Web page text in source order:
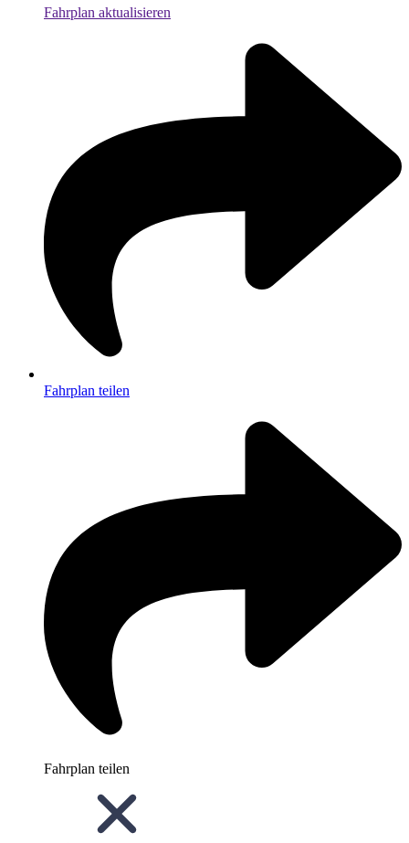
Fahrplan aktualisieren
Fahrplan teilen
Fahrplan teilen